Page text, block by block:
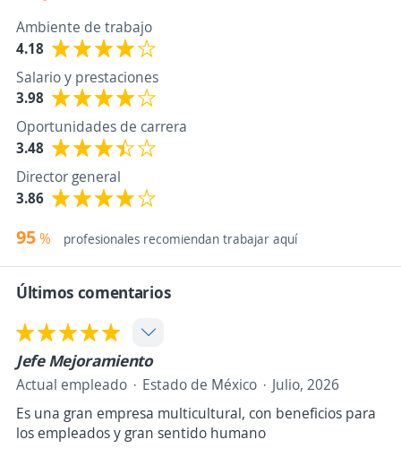
Ambiente de trabajo
4.18
Salario y prestaciones
3.98
Oportunidades de carrera
3.48
Director general
3.86
95% profesionales recomiendan trabajar aquí
Últimos comentarios
Jefe Mejoramiento
Actual empleado Estado de México
Julio, 2026
Es una gran empresa multicultural, con beneficios para
los empleados y gran sentido humano